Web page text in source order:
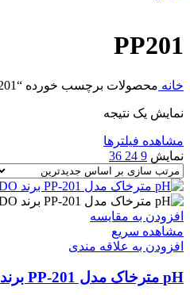
PP201
خانه محصولات برچسب خورده “PP201”
نمایش یک نتیجه
مشاهده فیلترها
نمایش 9
24
36
افزودن به مقایسه
مشاهده سریع
افزودن به علاقه مندی
pH مترخاک مدل PP-201 برند EZDO